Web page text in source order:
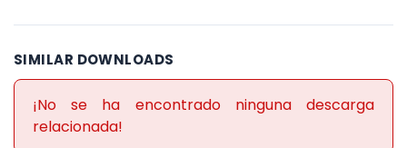
SIMILAR DOWNLOADS
¡No se ha encontrado ninguna descarga
relacionada!